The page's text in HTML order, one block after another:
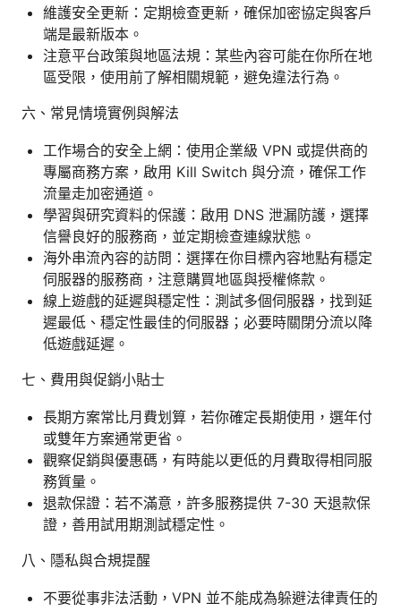
維護安全更新：定期檢查更新，確保加密協定與客戶
端是最新版本。
注意平台政策與地區法規：某些內容可能在你所在地
區受限，使用前了解相關規範，避免違法行為。
六、常見情境實例與解法
工作場合的安全上網：使用企業級 VPN 或提供商的
專屬商務方案，啟用 Kill Switch 與分流，確保工作
流量走加密通道。
學習與研究資料的保護：啟用 DNS 泄漏防護，選擇
信譽良好的服務商，並定期檢查連線狀態。
海外串流內容的訪問：選擇在你目標內容地點有穩定
伺服器的服務商，注意購買地區與授權條款。
線上遊戲的延遲與穩定性：測試多個伺服器，找到延
遲最低、穩定性最佳的伺服器；必要時關閉分流以降
低遊戲延遲。
七、費用與促銷小貼士
長期方案常比月費划算，若你確定長期使用，選年付
或雙年方案通常更省。
觀察促銷與優惠碼，有時能以更低的月費取得相同服
務質量。
退款保證：若不滿意，許多服務提供 7-30 天退款保
證，善用試用期測試穩定性。
八、隱私與合規提醒
不要從事非法活動，VPN 並不能成為躲避法律責任的